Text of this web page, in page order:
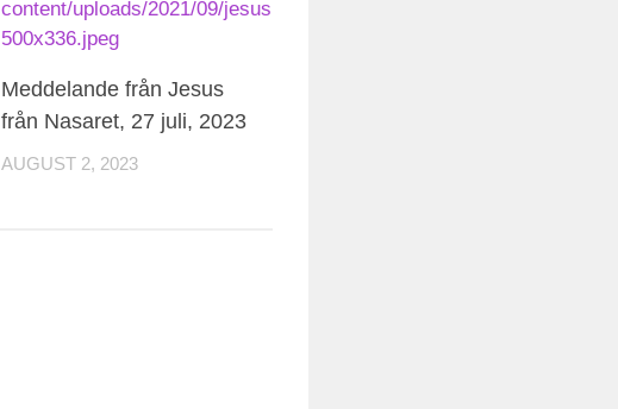
Meddelande från Jesus
från Nasaret, 27 juli, 2023
AUGUST 2, 2023